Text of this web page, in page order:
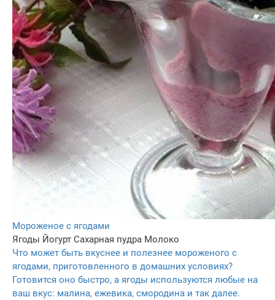
Мороженое с ягодами
Ягоды Йогурт Сахарная пудра Молоко
Что может быть вкуснее и полезнее мороженого с
ягодами, приготовленного в домашних условиях?
Готовится оно быстро, а ягоды используются любые на
ваш вкус: малина, ежевика, смородина и так далее.